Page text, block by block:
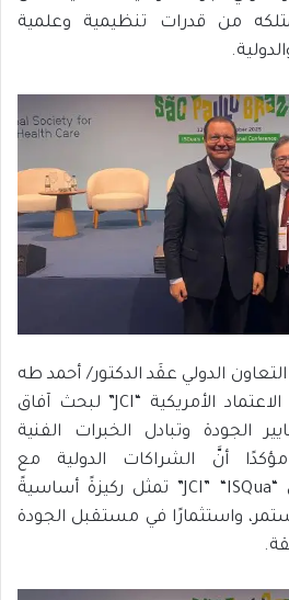
من قدرات تنظيمية وعلمية
الدولي عقَد الدكتور/ أحمد طه
اجتماعًا مع ممثلي هيئة الاعتماد الأمريكية “JCI” لبحث آفاق
الجودة وتبادل الخبرات الفنية
أنَّ الشراكات الدولية مع
المؤسسات الكبرى مثل “JCI” “ISQua” تمثل ركيزةً أساسيةً
واستثمارًا في مستقبل الجودة